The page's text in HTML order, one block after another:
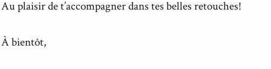
Au plaisir de t’accompagner dans tes belles retouches!
À bientôt,